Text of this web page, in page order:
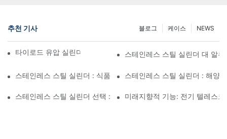
추천 기사 NEWS
케이스
블로그
타이로드 유압 실린더의 기능과 중요성 이해스테인레스 스틸 실린더 대 알
스테인레스 스틸 실린더 : 식품 및 제약 응용을위한 위생 솔루션
스테인레스 스틸 실린더 : 해양
스테인레스 스틸 실린더 선택 : 엔지니어를위한 안내서
미래지향적 기능: 전기 텔레스